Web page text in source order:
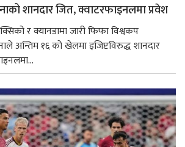
शानदार जित, क्वाटरफाइनलमा प्रवेश
र क्यानडामा जारी फिफा विश्वकप
अन्तिम १६ को खेलमा इजिप्टविरुद्ध शानदार